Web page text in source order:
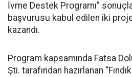
İvme Destek Programı”
başvurusu kabul edilen iki
kazandı.
Program kapsamında Fatsa
Şti. tarafından hazırlanan